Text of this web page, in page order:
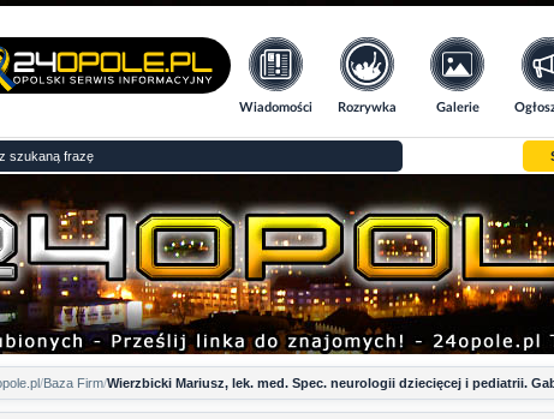
Wiadomości Rozrywka Galerie
Baza Firm Wierzbicki Mariusz, lek. med. Spec. neurologii dziecięcej i pediatrii.